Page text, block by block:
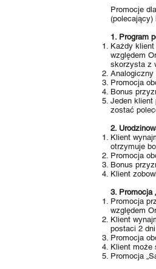
Promocje
(polecający)
1. Program
Każdy
względem
skorzysta z
Analogiczny
Promocja
Bonus
Jeden klient
zostać
2.
Klient
otrzymuje
Promocja
Bonus
Klient
3. Promocja
Promocja
względem
Klient
postaci 2
Promocja
Klient może
Promocja